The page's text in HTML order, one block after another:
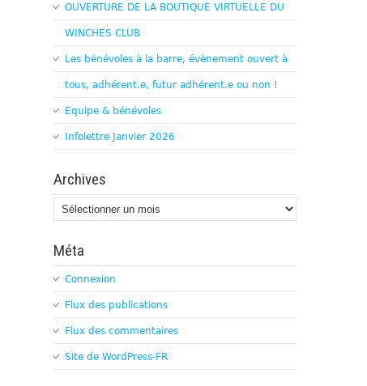
OUVERTURE DE LA BOUTIQUE VIRTUELLE DU
WINCHES CLUB
Les bénévoles à la barre, évènement ouvert à
tous, adhérent.e, futur adhérent.e ou non !
Equipe & bénévoles
Infolettre Janvier 2026
Archives
Archives
Méta
Connexion
Flux des publications
Flux des commentaires
Site de WordPress-FR